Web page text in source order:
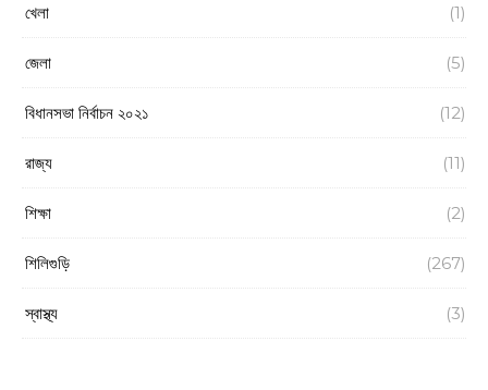
খেলা (1)
জেলা (5)
বিধানসভা নির্বাচন ২০২১ (12)
রাজ্য (11)
শিক্ষা (2)
শিলিগুড়ি (267)
স্বাস্থ্য (3)